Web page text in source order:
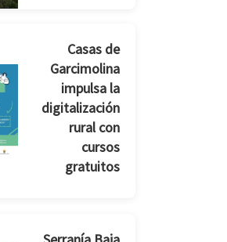
Casas de
Garcimolina
impulsa la
digitalización
rural con
cursos
gratuitos